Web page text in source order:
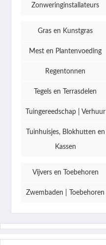
Zonweringinstallateurs
Gras en Kunstgras
Mest en Plantenvoeding
Regentonnen
Tegels en Terrasdelen
Tuingereedschap | Verhuur
Tuinhuisjes, Blokhutten en
Kassen
Vijvers en Toebehoren
Zwembaden | Toebehoren